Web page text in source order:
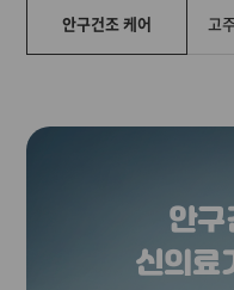
안구건조 케어 고
안구
신의료